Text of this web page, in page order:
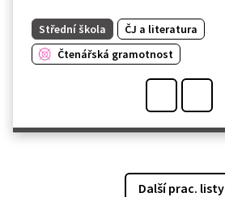
Střední škola
ČJ a literatura
Čtenářská gramotnost
Další prac. listy